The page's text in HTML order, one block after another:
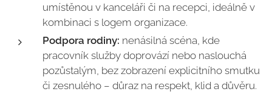
umístěnou v kanceláři či na recepci, ideálně v
kombinaci s logem organizace.
Podpora rodiny: nenásilná scéna, kde
pracovník služby doprovází nebo naslouchá
pozůstalým, bez zobrazení explicitního smutku
či zesnulého – důraz na respekt, klid a důvěru.